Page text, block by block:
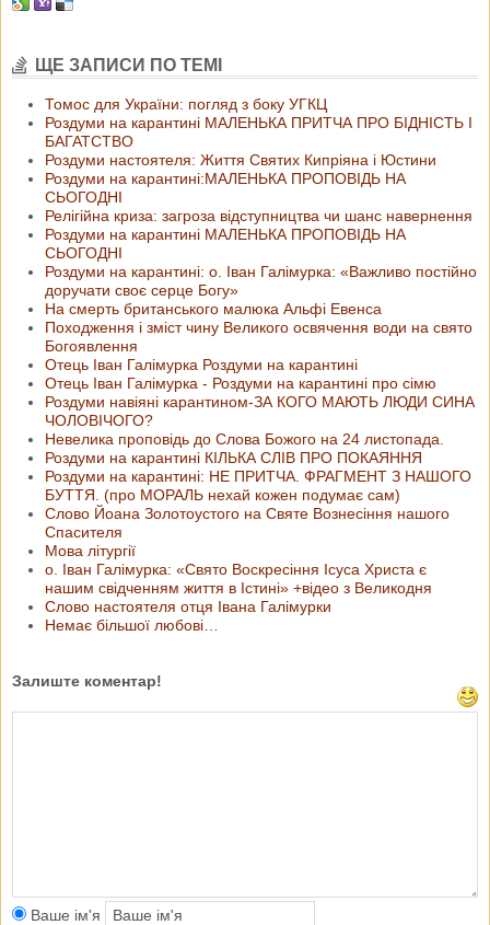
ЩЕ ЗАПИСИ ПО ТЕМІ
Томос для України: погляд з боку УГКЦ
Роздуми на карантині МАЛЕНЬКА ПРИТЧА ПРО БІДНІСТЬ І
БАГАТСТВО
Роздуми настоятеля: Життя Святих Кипріяна і Юстини
Роздуми на карантині:МАЛЕНЬКА ПРОПОВІДЬ НА
СЬОГОДНІ
Релігійна криза: загроза відступництва чи шанс навернення
Роздуми на карантині МАЛЕНЬКА ПРОПОВІДЬ НА
СЬОГОДНІ
Роздуми на карантині: о. Іван Галімурка: «Важливо постійно
доручати своє серце Богу»
На смерть британського малюка Альфі Евенса
Походження і зміст чину Великого освячення води на свято
Богоявлення
Отець Іван Галімурка Роздуми на карантині
Отець Іван Галімурка - Роздуми на карантині про сімю
Роздуми навіяні карантином-ЗА КОГО МАЮТЬ ЛЮДИ СИНА
ЧОЛОВІЧОГО?
Невелика проповідь до Слова Божого на 24 листопада.
Роздуми на карантині КІЛЬКА СЛІВ ПРО ПОКАЯННЯ
Роздуми на карантині: НЕ ПРИТЧА. ФРАГМЕНТ З НАШОГО
БУТТЯ. (про МОРАЛЬ нехай кожен подумає сам)
Слово Йоана Золотоустого на Святе Вознесіння нашого
Спасителя
Мова літургії
о. Іван Галімурка: «Свято Воскресіння Ісуса Христа є
нашим свідченням життя в Істині» +відео з Великодня
Слово настоятеля отця Івана Галімурки
Немає більшої любові…
Залиште коментар!
Ваше ім'я